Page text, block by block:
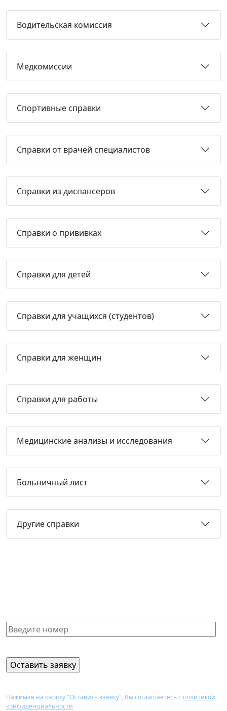
Водительская комиссия
Медкомиссии
Спортивные справки
Справки от врачей специалистов
Справки из диспансеров
Справки о прививках
Справки для детей
Справки для учащихся (студентов)
Справки для женщин
Справки для работы
Медицинские анализы и исследования
Больничный лист
Другие справки
Нажимая на кнопку "Оставить заявку", Вы соглашаетесь с политикой
конфиденциальности